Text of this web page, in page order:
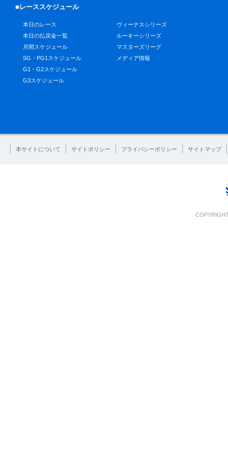
■レーススケジュール
本日のレース
本日の払戻金一覧
月間スケジュール
SG・PG1スケジュール
G1・G2スケジュール
G3スケジュール
ヴィーナスシリーズ
ルーキーシリーズ
マスターズリーグ
メディア情報
本サイトについて サイトポリシー プライバシーポリシー サイトマップ